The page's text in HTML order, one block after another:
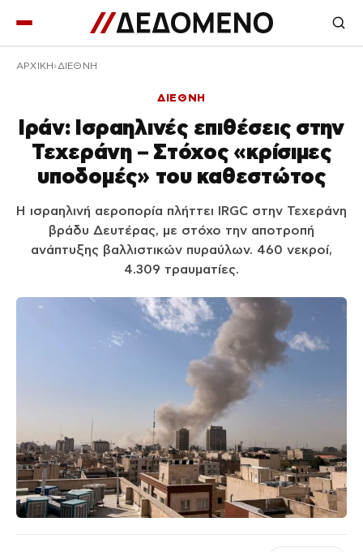
ΑΡΧΙΚΉ ΔΙΕΘΝΗ
ΔΙΕΘΝΗ
Ιράν: Ισραηλινές επιθέσεις στην
Τεχεράνη – Στόχος «κρίσιμες
υποδομές» του καθεστώτος
Η ισραηλινή αεροπορία πλήττει IRGC στην Τεχεράνη
βράδυ Δευτέρας, με στόχο την αποτροπή
ανάπτυξης βαλλιστικών πυραύλων. 460 νεκροί,
4.309 τραυματίες.